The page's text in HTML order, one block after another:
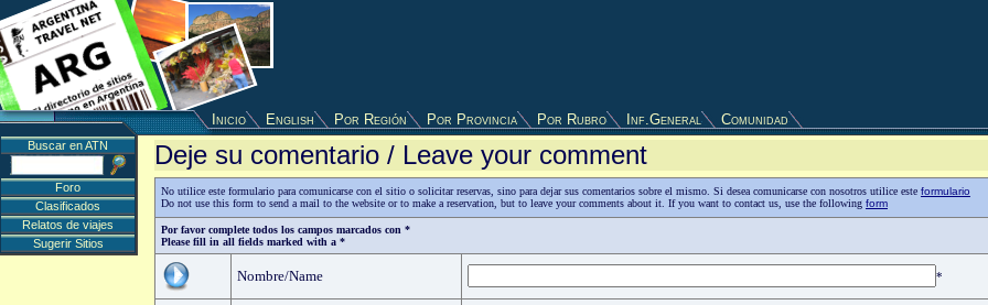
Inicio English Por Región Por Provincia Por Rubro Inf.General Comunidad
Deje su comentario / Leave your comment
No utilice este formulario para comunicarse con el sitio o solicitar reservas, sino para dejar sus comentarios sobre el mismo. Si desea comunicarse con nosotros utilice este formulario
Do not use this form to send a mail to the website or to make a reservation, but to leave your comments about it. If you want to contact us, use the following form
Por favor complete todos los campos marcados con *
Please fill in all fields marked with a *
Nombre/Name *
Buscar en ATN
Foro
Clasificados
Relatos de viajes
Sugerir Sitios